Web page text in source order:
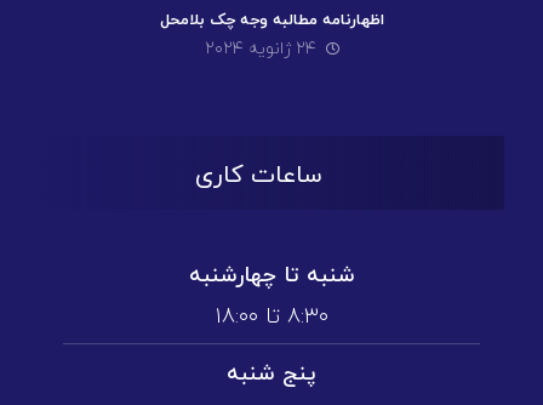
اظهارنامه مطالبه وجه چک بلامحل
۲۴ ژانویه ۲۰۲۴
ساعات کاری
شنبه تا چهارشنبه
۸:۳۰ تا ۱۸:۰۰
پنج شنبه